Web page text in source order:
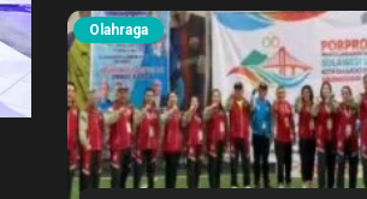
Olahraga